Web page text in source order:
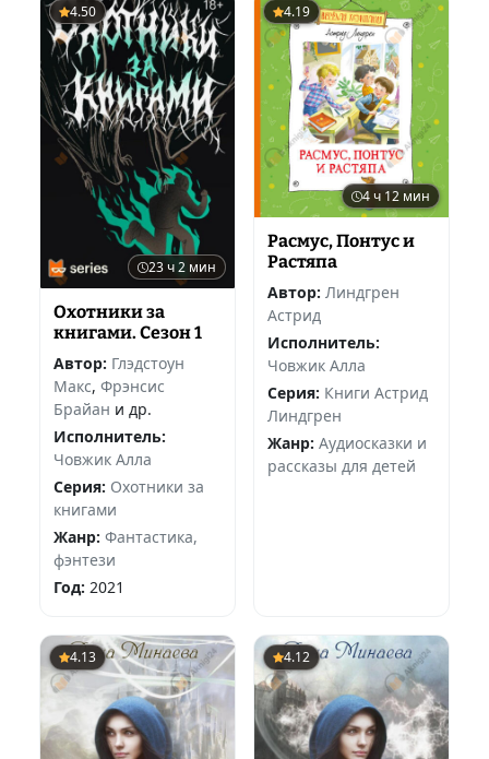
4.50
23 ч 2 мин
Охотники за
книгами. Сезон 1
Автор: Глэдстоун
Макс, Фрэнсис
Брайан и др.
Исполнитель:
Човжик Алла
Серия: Охотники за
книгами
Жанр: Фантастика,
фэнтези
Год: 2021
4.19
4 ч 12 мин
Расмус, Понтус и
Растяпа
Автор: Линдгрен
Астрид
Исполнитель:
Човжик Алла
Серия: Книги Астрид
Линдгрен
Жанр: Аудиосказки и
рассказы для детей
4.13 4.12